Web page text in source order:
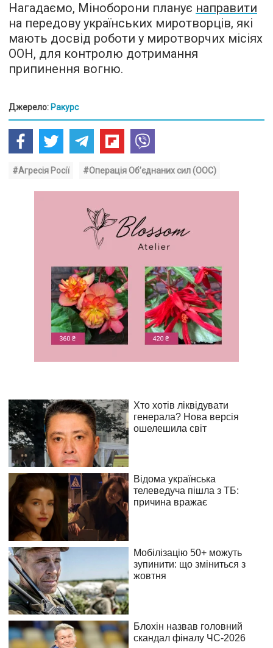
Нагадаємо, Міноборони планує направити
на передову українських миротворців, які
мають досвід роботи у миротворчих місіях
ООН, для контролю дотримання
припинення вогню.
Джерело: Ракурс
#Агресія Росії #Операція Об’єднаних сил (ООС)